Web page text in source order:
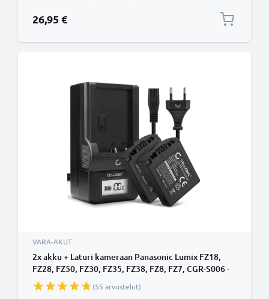
26,95 €
VARA-AKUT
2x akku + Laturi kameraan Panasonic Lumix FZ18,
FZ28, FZ50, FZ30, FZ35, FZ38, FZ8, FZ7, CGR-S006 -
750mAh vaihtoakku CGA-S006, DMW-BMA7, BC-DC5
DE-A43B DE-A44A
(55 arvostelut)